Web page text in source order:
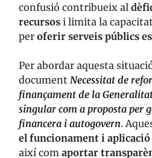
confusió contribueix al
recursos i limita la
per oferir serveis públics
Per abordar aquesta
document Necessitat de
finançament de la
singular com a proposta per
financera i autogovern.
el funcionament i aplicació
així com aportar